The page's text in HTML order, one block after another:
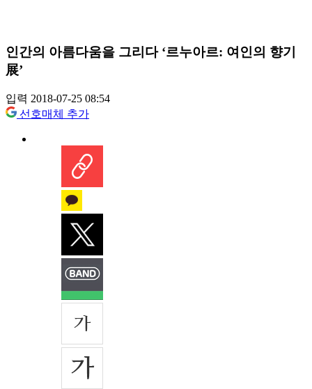
인간의 아름다움을 그리다 ‘르누아르: 여인의 향기
展’
입력 2018-07-25 08:54
선호매체 추가